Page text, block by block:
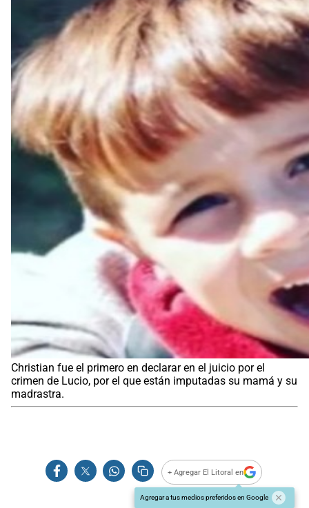
Christian fue el primero en declarar en el juicio por el
crimen de Lucio, por el que están imputadas su mamá y su
madrastra.
+ Agregar El Litoral en
Agregar a tus medios preferidos en Google